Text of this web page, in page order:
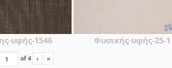
υφής-1546 Φυσικής-υφής-25-1
of4 › »